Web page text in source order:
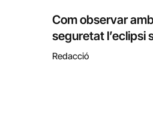
Com observar
seguretat l’eclipsi
Redacció